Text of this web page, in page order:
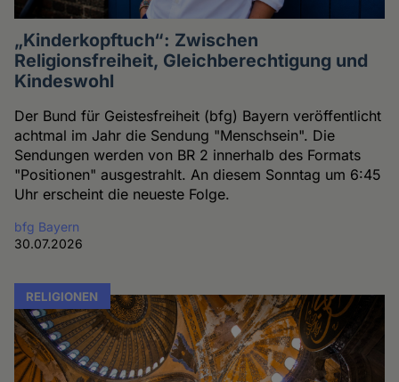
„Kinderkopftuch“: Zwischen
Religionsfreiheit, Gleichberechtigung und
Kindeswohl
Der Bund für Geistesfreiheit (bfg) Bayern veröffentlicht
achtmal im Jahr die Sendung "Menschsein". Die
Sendungen werden von BR 2 innerhalb des Formats
"Positionen" ausgestrahlt. An diesem Sonntag um 6:45
Uhr erscheint die neueste Folge.
bfg Bayern
30.07.2026
RELIGIONEN